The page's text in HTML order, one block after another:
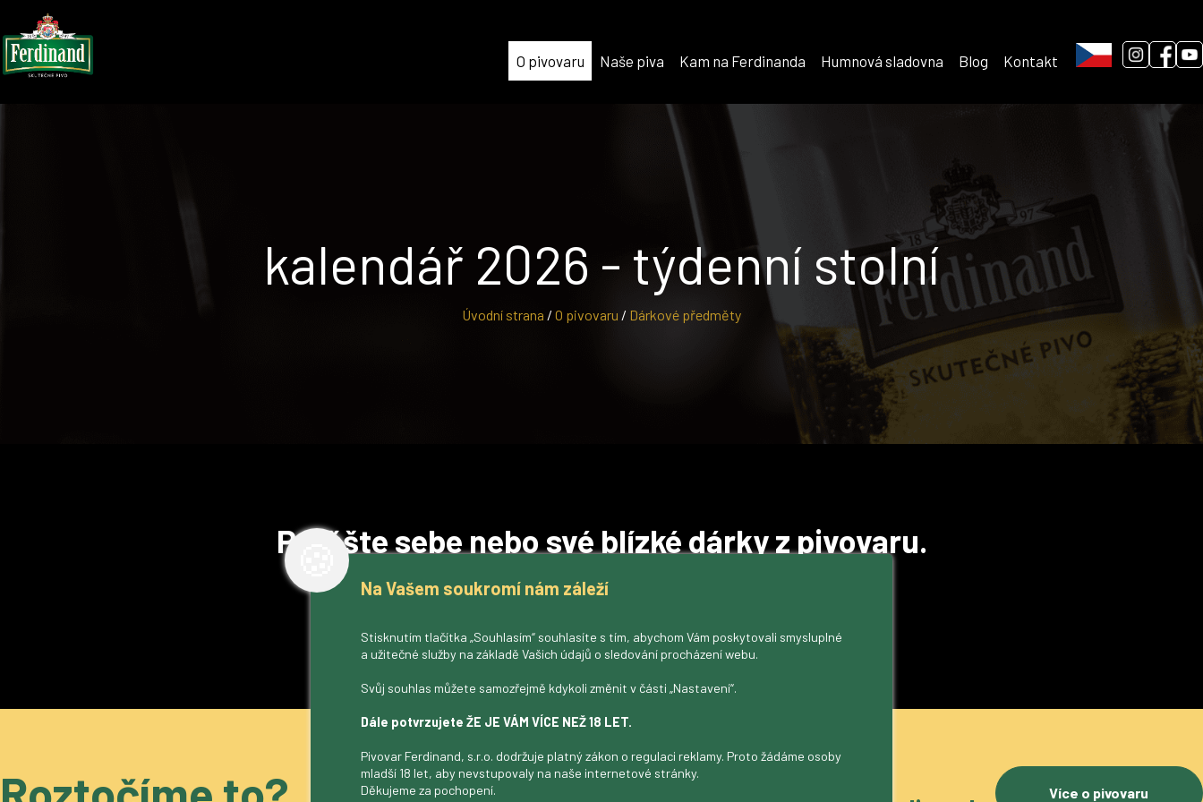
Na Vašem soukromí nám záleží
Stisknutím tlačítka „Souhlasím“ souhlasíte s tím, abychom Vám poskytovali smysluplné
a užitečné služby na základě Vašich údajů o sledování procházení webu.
Svůj souhlas můžete samozřejmě kdykoli změnit v části „Nastavení“.
Dále potvrzujete ŽE JE VÁM VÍCE NEŽ 18 LET.
Pivovar Ferdinand, s.r.o. dodržuje platný zákon o regulaci reklamy. Proto žádáme osoby
mladší 18 let, aby nevstupovaly na naše internetové stránky.
Děkujeme za pochopení.
O pivovaru Naše piva Kam na Ferdinanda Humnová sladovna Blog Kontakt
Úvodní strana / O pivovaru / Dárkové předměty
kalendář 2026 - týdenní stolní
Potěšte sebe nebo své blízké dárky z pivovaru.
Skutečné pivo si zaslouží
Ať už hledáte stylový půllitr, tričko s logem nebo jiný
které potěší každého milovníka piva Ferdinand.
Vezměte si naše pivodo obchodu, restaurace,
stánek nebo do klubu. Máme zajímavé nabídkypro
+420 317 722 511
Více o pivovaru